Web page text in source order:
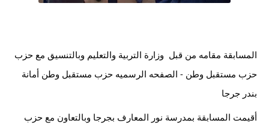
المسابقة مقامه من قبل وزارة التربية والتعليم وبالتنسيق مع حزب
حزب مستقبل وطن - الصفحه الرسميه
بندر جرجا